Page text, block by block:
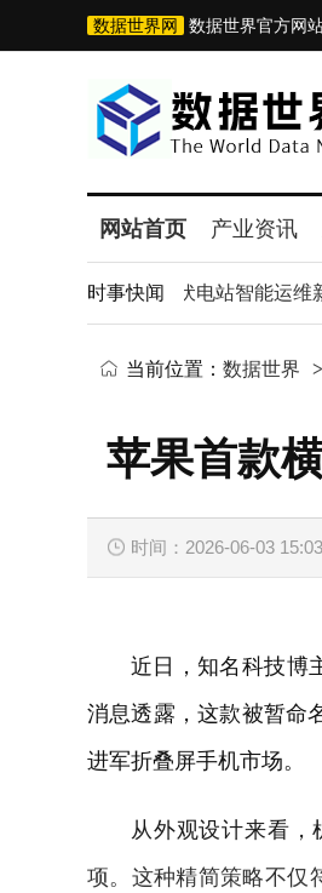
数据世界网 数据世界官方网站
网站首页 产业资讯
时事快闻
术赋能，开启光伏电站智能运维新
当前位置： 数据世界 >
苹果首款
时间：2026-06-03 15:03
近日，知名科技博
消息透露，这款被暂命
进军折叠屏手机市场。
从外观设计来看，
项。这种精简策略不仅